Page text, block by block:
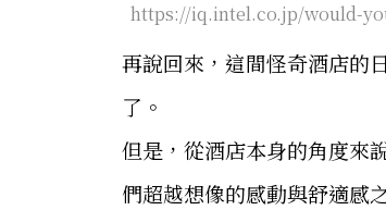
https://iq.intel.co.jp/would-
再說回來，這間怪奇酒店
了。
但是，從酒店本身的角度來
們超越想像的感動與舒適感